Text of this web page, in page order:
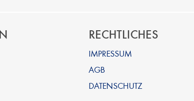
RECHTLICHES
IMPRESSUM
AGB
DATENSCHUTZ